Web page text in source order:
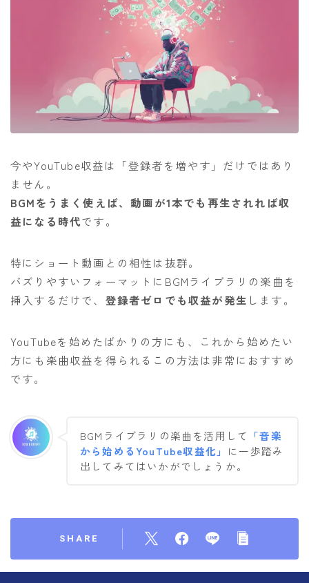
今やYouTube収益は「登録者を増やす」だけではあり
ません。
BGMをうまく使えば、動画が1本でも再生されれば収
益になる時代です。
特にショート動画との相性は抜群。
バズりやすいフォーマットにBGMライブラリの楽曲を
挿入するだけで、 登録者ゼロでも収益が発生 します。
YouTubeを始めたばかりの方にも、これから始めたい
方にも楽曲収益を得られるこの方法は非常におすすめ
です。
BGMライブラリの楽曲を活用して 「音楽
から始めるYouTube収益化」 に一歩踏み
出してみてはいかがでしょうか。
SHARE